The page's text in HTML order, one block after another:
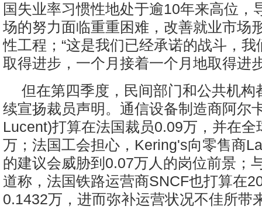
国失业率习惯性地处于逾10年来高位，
场的努力面临重重困难，改善就业市场
性工程；“这是我们已经承诺的战斗，
取得进步，一个月接着一个月地取得进
但在第四季度，民间部门和公共机构
续宣扬裁员声明。通信设备制造商阿尔
Lucent)打算在法国裁员0.09万，并在全
万；法国工会担心，Kering's向零售商
的建议会威胁到0.07万人的岗位前景；
道称，法国铁路运营商SNCF也打算在
0.1432万，进而弥补运营状况不佳所带